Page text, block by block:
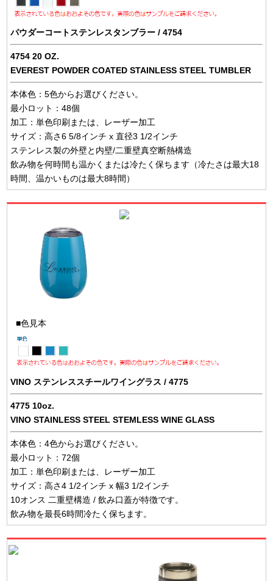
パウダーコートステンレスタンブラー / 4754
4754 20 OZ.
EVEREST POWDER COATED STAINLESS STEEL TUMBLER
本体色：5色からお選びください。
最小ロット：48個
加工：単色印刷または、レーザー加工
サイズ：高さ6 5/8インチ x 直径3 1/2インチ
ステンレス製の外壁と内壁/二重壁真空断熱構造
飲み物を何時間も温かくまたは冷たく保ちます（冷たさは最大18
時間、温かいものは最大8時間）
■色見本
VINO ステンレススチールワイングラス / 4775
4775 10oz.
VINO STAINLESS STEEL STEMLESS WINE GLASS
本体色：4色からお選びください。
最小ロット：72個
加工：単色印刷または、レーザー加工
サイズ：高さ4 1/2インチ x 幅3 1/2インチ
10オンス 二重壁構造 / 飲み口蓋が特徴です。
飲み物を最長6時間冷たく保ちます。